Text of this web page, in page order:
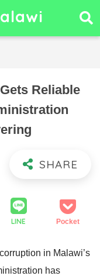
Reliable
LINE Pocket
in Malawi’s
has